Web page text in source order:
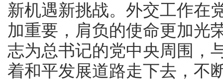
新机遇新挑战。外交工作在
加重要，肩负的使命更加光
志为总书记的党中央周围，
着和平发展道路走下去，不